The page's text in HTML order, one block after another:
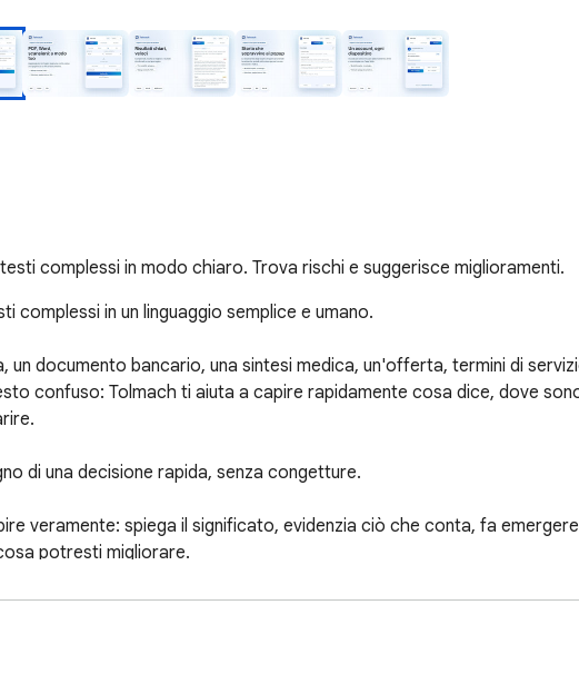
complessi in modo chiaro. Trova rischi e suggerisce miglioramenti.
complessi in un linguaggio semplice e umano.
documento bancario, una sintesi medica, un'offerta, termini di
confuso: Tolmach ti aiuta a capire rapidamente cosa dice, dove
di una decisione rapida, senza congetture.
veramente: spiega il significato, evidenzia ciò che conta, fa
potresti migliorare.